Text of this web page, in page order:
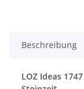
Beschreibung
LOZ Ideas